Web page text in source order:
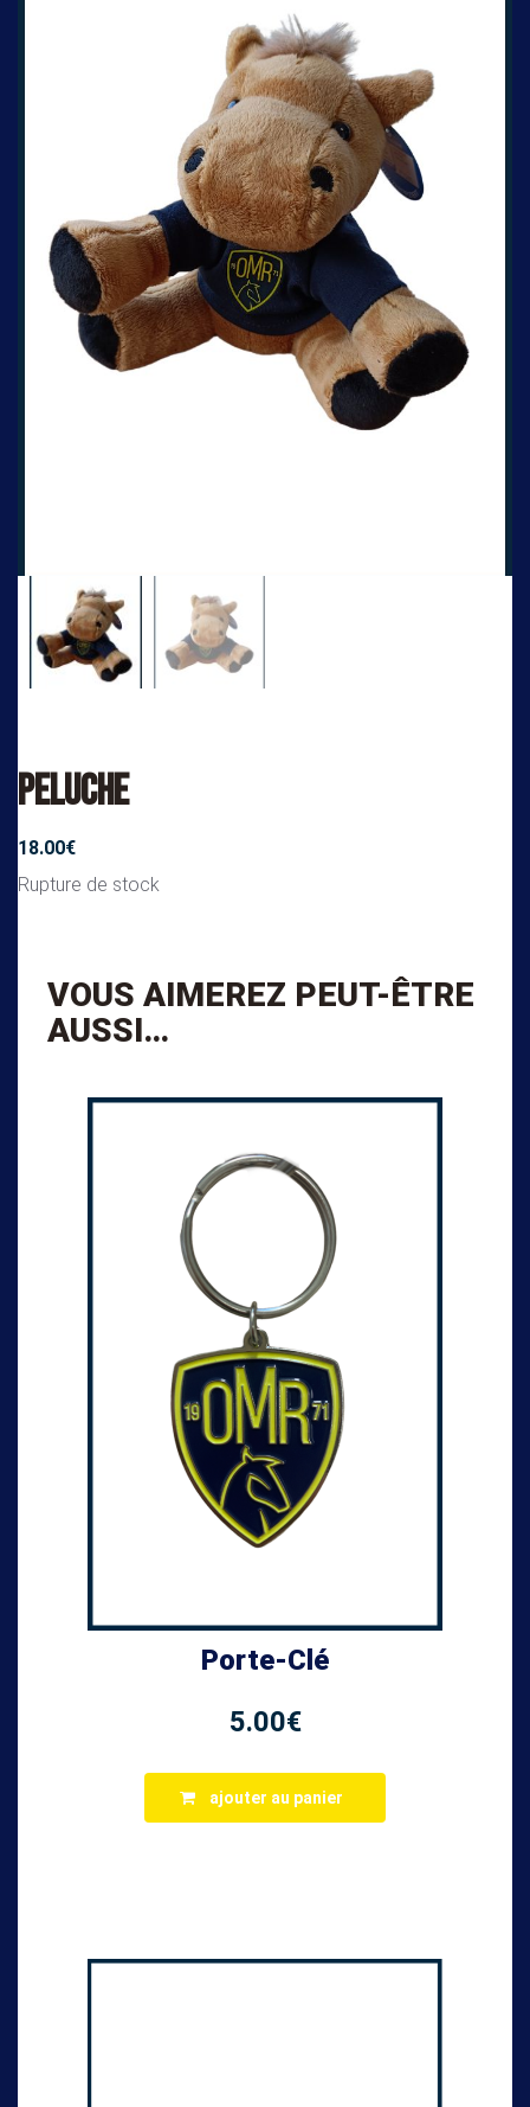
Peluche
18.00€
Rupture de stock
VOUS AIMEREZ PEUT-ÊTRE
AUSSI…
Porte-Clé
5.00€
ajouter au panier